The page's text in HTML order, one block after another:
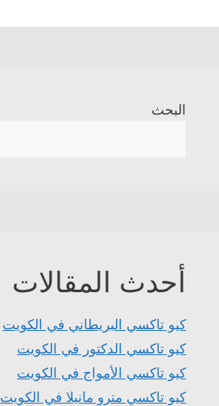
البحث
أحدث المقالات
كيو تاكسي البريطاني في الكويت
كيو تاكسي الدكتور في الكويت
كيو تاكسي الأمواج في الكويت
كيو تاكسي مترو مانيلا في الكويت